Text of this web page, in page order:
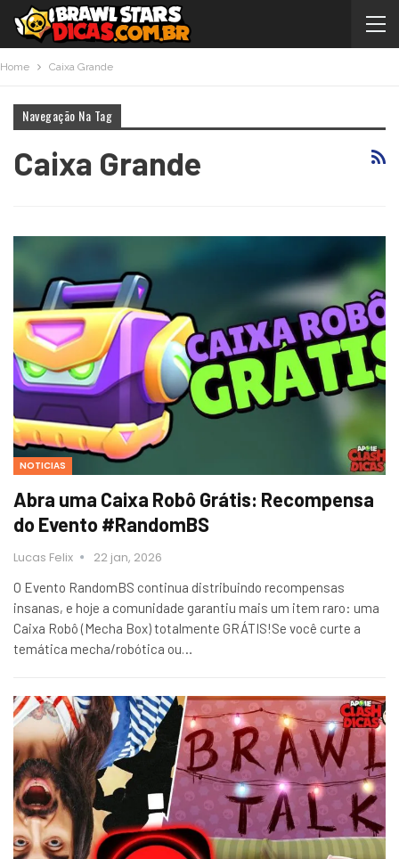
Home Caixa Grande
Navegação Na Tag
Caixa Grande
NOTICIAS
Abra uma Caixa Robô Grátis: Recompensa
do Evento #RandomBS
Lucas Felix 22 jan, 2026
O Evento RandomBS continua distribuindo recompensas
insanas, e hoje a comunidade garantiu mais um item raro: uma
Caixa Robô (Mecha Box) totalmente GRÁTIS!Se você curte a
temática mecha/robótica ou…